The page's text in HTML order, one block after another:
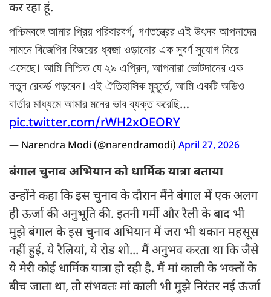
कर रहा हूं.
পশ্চিমবঙ্গে আমার প্রিয় পরিবারবর্গ, গণতন্ত্রের এই উৎসব আপনাদের
সামনে বিজেপির বিজয়ের ধ্বজা ওড়ানোর এক সুবর্ণ সুযোগ নিয়ে
এসেছে। আমি নিশ্চিত যে ২৯ এপ্রিল, আপনারা ভোটদানের এক
নতুন রেকর্ড গড়বেন। এই ঐতিহাসিক মুহূর্তে, আমি একটি অডিও
বার্তার মাধ্যমে আমার মনের ভাব ব্যক্ত করেছি…
pic.twitter.com/rWH2xOEORY
— Narendra Modi (@narendramodi) April 27, 2026
बंगाल चुनाव अभियान को धार्मिक यात्रा बताया
उन्होंने कहा कि इस चुनाव के दौरान मैंने बंगाल में एक अलग
ही ऊर्जा की अनुभूति की. इतनी गर्मी और रैली के बाद भी
मुझे बंगाल के इस चुनाव अभियान में जरा भी थकान महसूस
नहीं हुई. ये रैलियां, ये रोड शो... मैं अनुभव करता था कि जैसे
ये मेरी कोई धार्मिक यात्रा हो रही है. मैं मां काली के भक्तों के
बीच जाता था, तो संभवतः मां काली भी मुझे निरंतर नई ऊर्जा